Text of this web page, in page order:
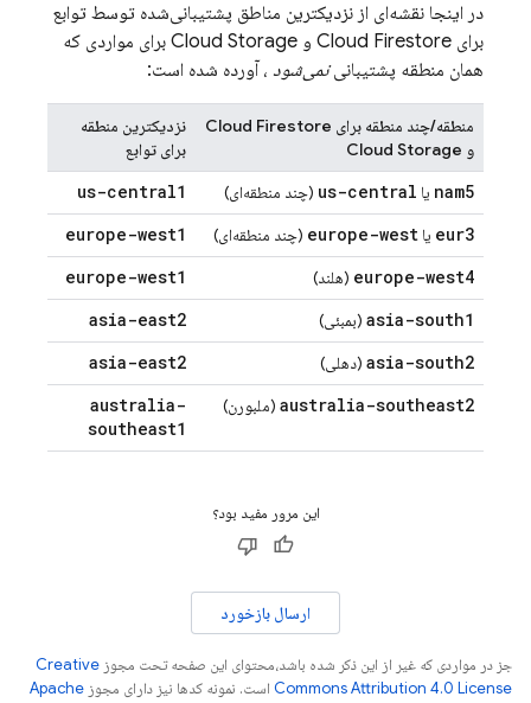
در اینجا نقشه‌ای از نزدیکترین مناطق پشتیبانی‌شده توسط توابع
برای Cloud Firestore و Cloud Storage برای مواردی که
همان منطقه پشتیبانینمی‌شود ، آورده شده است:
منطقه/چند منطقه برای Cloud Firestore
و Cloud Storage
نزدیکترین منطقه
برای توابع
nam5 یا us-central (چند منطقه‌ای)
us-central1
eur3 یا europe-west (چند منطقه‌ای)
europe-west1
europe-west4 (هلند)
europe-west1
asia-south1 (بمبئی)
asia-east2
asia-south2 (دهلی)
asia-east2
australia-southeast2 (ملبورن)
australia-
southeast1
این مرور مفید بود؟
ارسال بازخورد
جز در مواردی که غیر از این ذکر شده باشد،‌محتوای این صفحه تحت مجوز Creative
Commons Attribution 4.0 License است. نمونه کدها نیز دارای مجوز Apache